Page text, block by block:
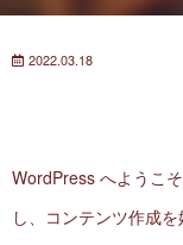
2022.03.18
WordPress へようこ
し、コンテンツ作成を